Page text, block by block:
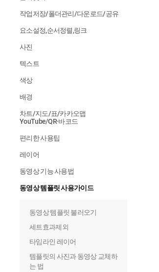
작업저장/폴더관리/다운로드/공유
요소설정,순서정렬,링크
사진
텍스트
색상
배경
차트/지도/표/카카오맵
YouTube/QR·바코드
편리한 사용팁
레이어
동영상 기능 사용법
동영상 템플릿 사용가이드
동영상 템플릿 불러오기
세트효과제외
타임라인 레이어
템플릿의 사진과 동영상 교체하
는 법